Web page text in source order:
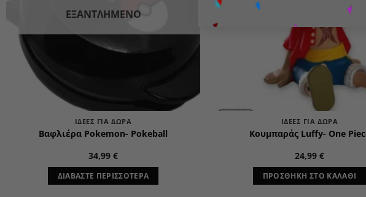
ΕΞΑΝΤΛΗΜΈΝΟ
ΙΔΈΕΣ ΓΙΑ ΔΏΡΑ
Βαφλιέρα Pokemon- Pokeball
34,99 €
ΔΙΑΒΆΣΤΕ ΠΕΡΙΣΣΌΤΕΡΑ
ΙΔΈΕΣ ΓΙΑ ΔΏΡΑ
Κουμπαράς Luffy- One
24,99 €
ΠΡΟΣΘΉΚΗ ΣΤΟ ΚΑΛΆΘΙ